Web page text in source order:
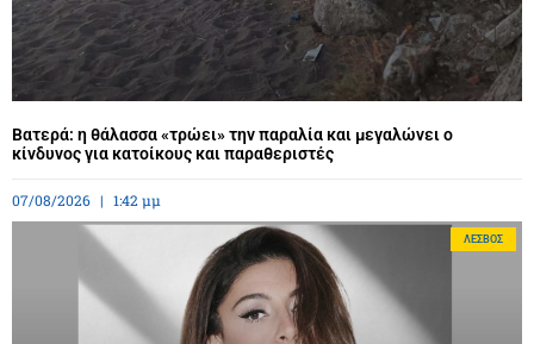
Βατερά: η θάλασσα «τρώει» την παραλία και μεγαλώνει ο
κίνδυνος για κατοίκους και παραθεριστές
07/08/2026 1:42 μμ
ΛΈΣΒΟΣ